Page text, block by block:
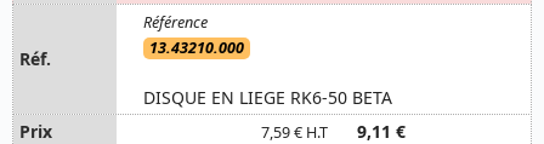
13.43210.000
DISQUE EN LIEGE RK6-50 BETA
7,59 € H.T 9,11 €